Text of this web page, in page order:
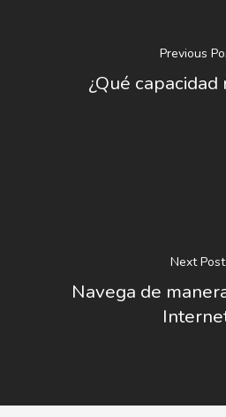
Previous
¿Qué capacidad
Next Post
Navega de